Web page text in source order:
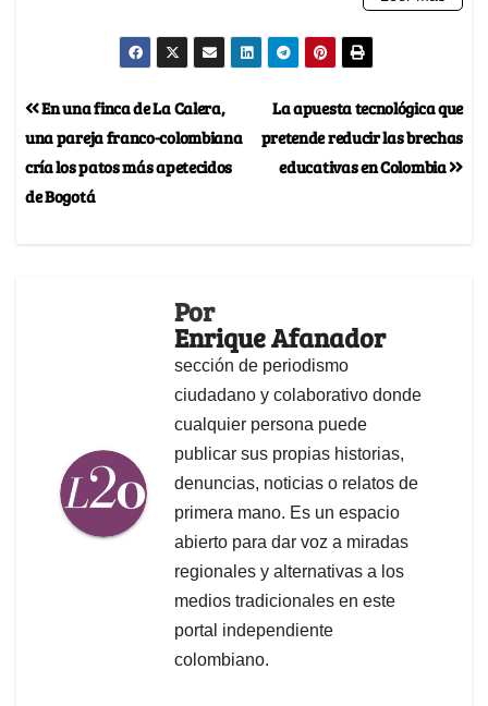
La apuesta tecnológica que
pretende reducir las brechas
educativas en Colombia
En una finca de La Calera,
una pareja franco-colombiana
cría los patos más apetecidos
de Bogotá
Por
Enrique Afanador
sección de periodismo
ciudadano y colaborativo donde
cualquier persona puede
publicar sus propias historias,
denuncias, noticias o relatos de
primera mano. Es un espacio
abierto para dar voz a miradas
regionales y alternativas a los
medios tradicionales en este
portal independiente
colombiano.